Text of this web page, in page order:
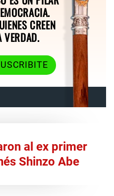
CREEN
VERDAD.
al ex primer
Shinzo Abe